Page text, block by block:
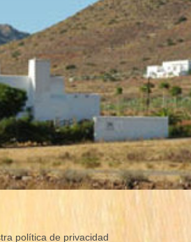
política de privacidad